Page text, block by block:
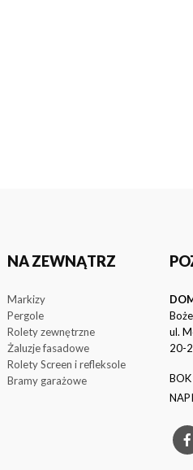
NA ZEWNĄTRZ
Markizy
Pergole
Rolety zewnętrzne
Żaluzje fasadowe
Rolety Screen i refleksole
Bramy garażowe
ul.
20-
BOK